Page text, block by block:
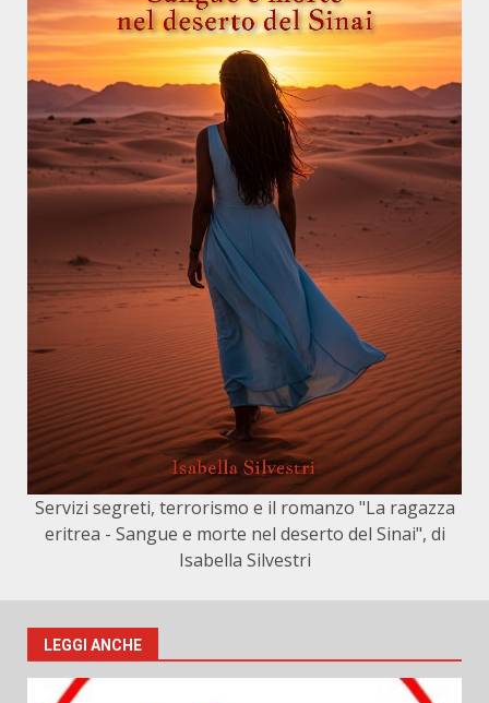
Servizi segreti, terrorismo e il romanzo "La ragazza
eritrea - Sangue e morte nel deserto del Sinai", di
Isabella Silvestri
LEGGI ANCHE